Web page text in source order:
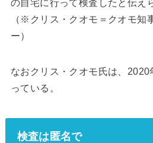
の自宅に行って検査したと伝え
（※クリス・クオモ＝クオモ知
ー）
なおクリス・クオモ氏は、
っている。
検査は匿名で